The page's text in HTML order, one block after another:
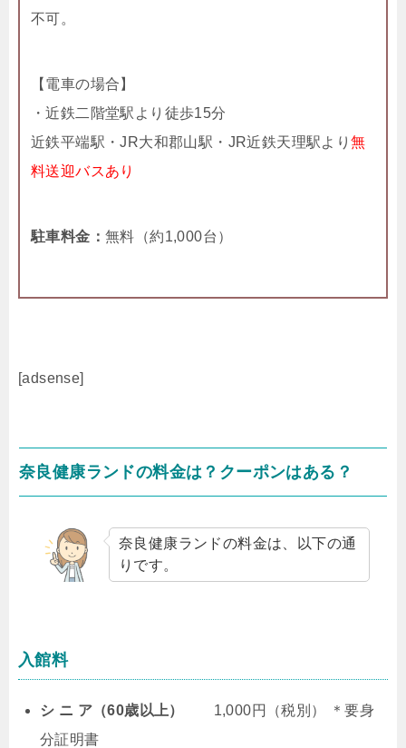
不可。
【電車の場合】
・近鉄二階堂駅より徒歩15分
近鉄平端駅・JR大和郡山駅・JR近鉄天理駅より無
料送迎バスあり
駐車料金： 無料（約1,000台）
[adsense]
奈良健康ランドの料金は？クーポンはある？
奈良健康ランドの料金は、以下の通
りです。
入館料
シ ニ ア（60歳以上）
1,000円（税別） ＊要身
分証明書